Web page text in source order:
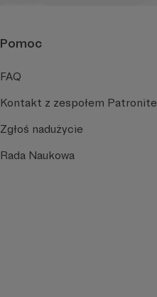
Pomoc
FAQ
Kontakt z zespołem Patronite
Zgłoś nadużycie
Rada Naukowa